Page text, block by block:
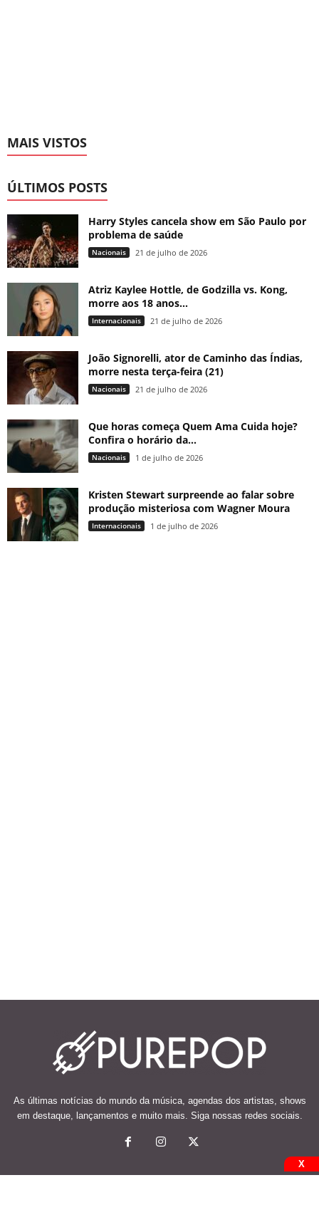
MAIS VISTOS
ÚLTIMOS POSTS
Harry Styles cancela show em São Paulo por
problema de saúde
Nacionais 21 de julho de 2026
Atriz Kaylee Hottle, de Godzilla vs. Kong,
morre aos 18 anos...
Internacionais 21 de julho de 2026
João Signorelli, ator de Caminho das Índias,
morre nesta terça-feira (21)
Nacionais 21 de julho de 2026
Que horas começa Quem Ama Cuida hoje?
Confira o horário da...
Nacionais 1 de julho de 2026
Kristen Stewart surpreende ao falar sobre
produção misteriosa com Wagner Moura
Internacionais 1 de julho de 2026
As últimas notícias do mundo da música, agendas dos artistas, shows
em destaque, lançamentos e muito mais. Siga nossas redes sociais.
X